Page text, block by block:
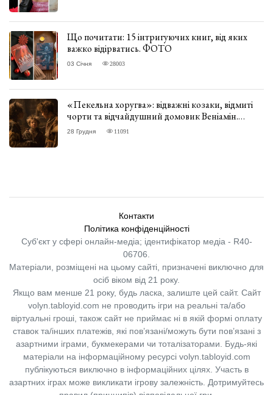
Що почитати: 15 інтригуючих книг, від яких
важко відірватись. ФОТО
03 Січня 28003
«Пекельна хоругва»: відважні козаки, відмиті
чорти та відчайдушний домовик Веніамін.
ВІДГУК
28 Грудня 11091
Контакти
Політика конфіденційності
Суб'єкт у сфері онлайн-медіа; ідентифікатор медіа - R40-
06706.
Матеріали, розміщені на цьому сайті, призначені виключно для
осіб віком від 21 року.
Якщо вам менше 21 року, будь ласка, залиште цей сайт. Сайт
volyn.tabloyid.com не проводить ігри на реальні та/або
віртуальні гроші, також сайт не приймає ні в якій формі оплату
ставок та/інших платежів, які пов’язані/можуть бути пов’язані з
азартними іграми, букмекерами чи тоталізаторами. Будь-які
матеріали на інформаційному ресурсі volyn.tabloyid.com
публікуються виключно в інформаційних цілях. Участь в
азартних іграх може викликати ігрову залежність. Дотримуйтесь